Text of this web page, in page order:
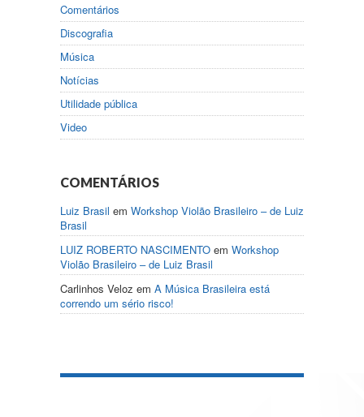
Comentários
Discografia
Música
Notícias
Utilidade pública
Video
COMENTÁRIOS
Luiz Brasil em Workshop Violão Brasileiro – de Luiz
Brasil
LUIZ ROBERTO NASCIMENTO em Workshop
Violão Brasileiro – de Luiz Brasil
Carlinhos Veloz em A Música Brasileira está
correndo um sério risco!